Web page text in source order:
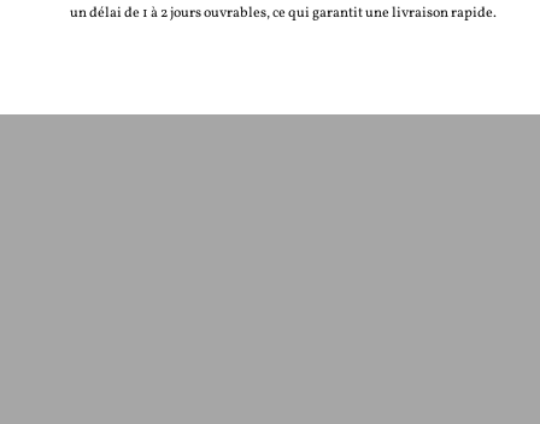
un délai de 1 à 2 jours ouvrables, ce qui garantit une livraison rapide.